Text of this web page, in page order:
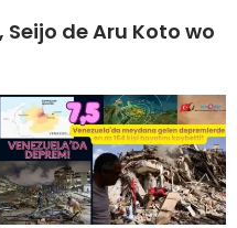
de Aru Koto wo